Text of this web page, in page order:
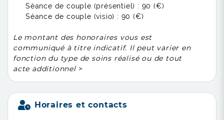
Séance de couple (présentiel) : 90 (€)
Séance de couple (visio) : 90 (€)
Le montant des honoraires vous est
communiqué à titre indicatif. Il peut varier en
fonction du type de soins réalisé ou de tout
acte additionnel >
Horaires et contacts